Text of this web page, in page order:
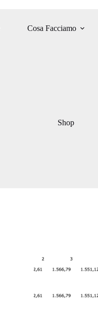
Cosa Facciamo
Shop